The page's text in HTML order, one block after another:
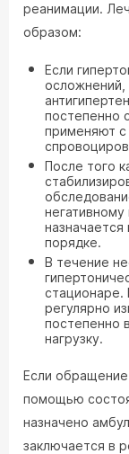
реанимации.
образом:
Если
осложнений,
постепенно
применяют
После того
порядке.
В течение
стационаре.
регулярно
постепенно
нагрузку.
Если
помощью
назначено
заключается в